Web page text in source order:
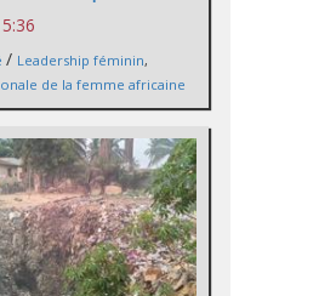
/ Leadership féminin,
de la femme africaine